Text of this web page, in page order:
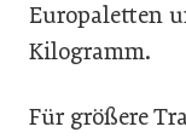
Europaletten
Kilogramm.
Für größere